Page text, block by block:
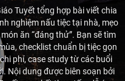
Tuyết tổng hợp bài viết chia
nghiệm nấu tiệc tại nhà, mẹo
ăn “đáng thử”. Bạn sẽ tìm
checklist chuẩn bị tiệc gọn
phí, case study từ các buổi
Nội dung được biên soạn bởi